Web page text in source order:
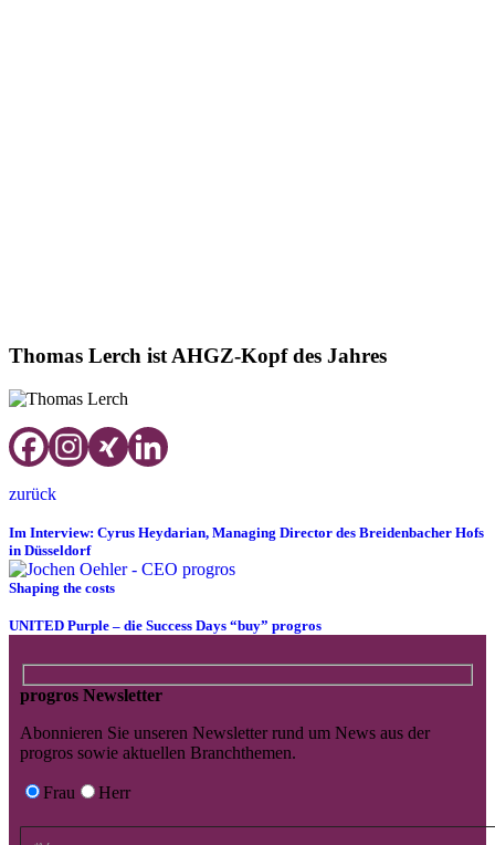
Thomas Lerch ist AHGZ-Kopf des Jahres
zurück
Im Interview: Cyrus Heydarian, Managing Director des Breidenbacher Hofs
in Düsseldorf
Shaping the costs
UNITED Purple – die Success Days “buy” progros
progros Newsletter
Abonnieren Sie unseren Newsletter rund um News aus der
progros sowie aktuellen Branchthemen.
Frau Herr